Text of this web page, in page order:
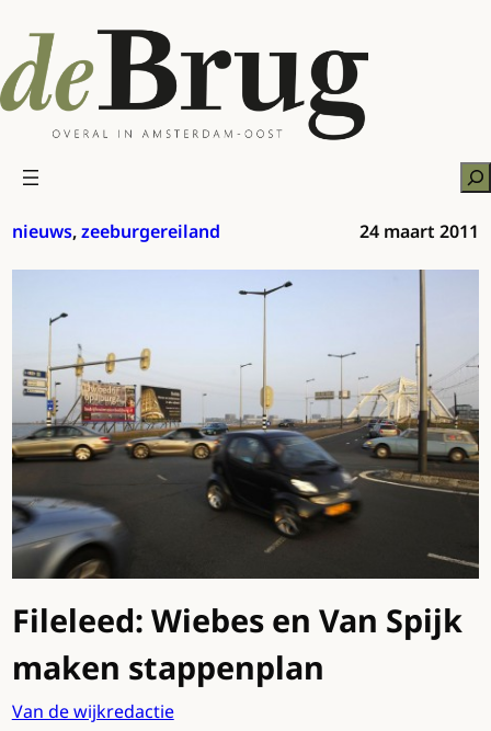
naar
de
inhoud
nieuws, zeeburgereiland 24 maart 2011
Fileleed: Wiebes en Van Spijk
maken stappenplan
Van de wijkredactie